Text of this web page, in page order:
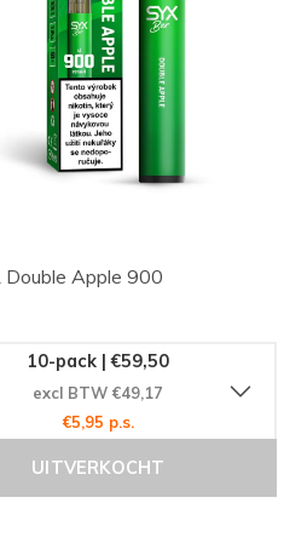
Double Apple 900
10-pack | €59,50
excl BTW €49,17
€5,95 p.s.
UITVERKOCHT